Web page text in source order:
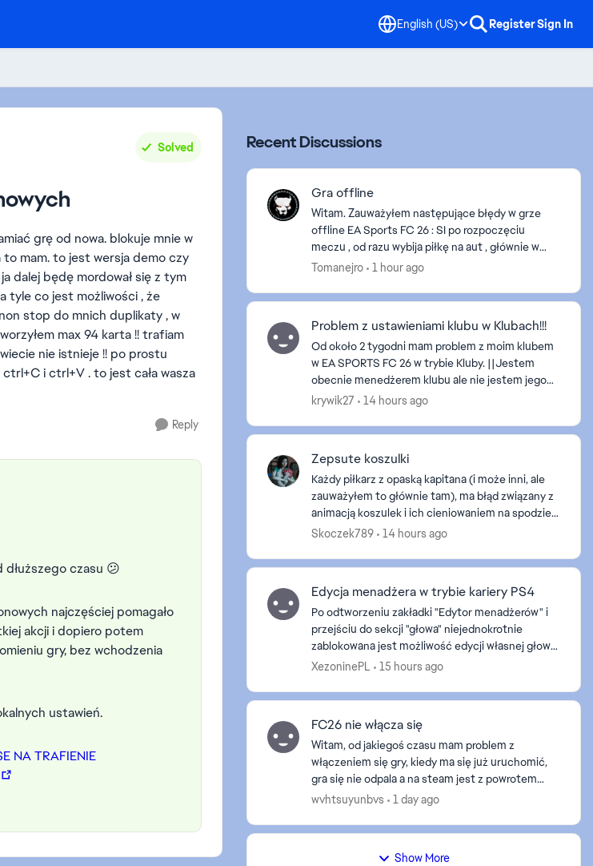
English (US) RegisterSign In
Solved
grę od nowa. blokuje mnie w
mam. to jest wersja demo czy
dalej będę mordował się z tym
tyle co jest możliwości , że
stop do mnich duplikaty , w
max 94 karta !! trafiam
nie istnieje !! po prostu
i ctrl+V . to jest cała wasza
Reply
dłuższego czasu 😕
najczęściej pomagało
akcji i dopiero potem
gry, bez wchodzenia
ustawień.
NA TRAFIENIE
Recent Discussions
Gra offline
Witam. Zauważyłem następujące błędy w grze
offline EA Sports FC 26 : SI po rozpoczęciu
meczu , od razu wybija piłkę na aut , głównie w
trybie turnieju Gdy robię sobie transfery w trybie
Tomanejro 1 hour ago
Problem z ustawieniami klubu w Klubach!!!
Od około 2 tygodni mam problem z moim klubem
w EA SPORTS FC 26 w trybie Kluby. ||Jestem
obecnie menedżerem klubu ale nie jestem jego
założycielem. Założyciel wcześniej opuścił klub i
krywik27 14 hours ago
Zepsute koszulki
Każdy piłkarz z opaską kapitana (i może inni, ale
zauważyłem to głównie tam), ma błąd związany z
animacją koszulek i ich cieniowaniem na spodzie
Nie chciałbym, by takie coś zostało do końca
Skoczek789 14 hours ago
Edycja menadżera w trybie kariery PS4
Po odtworzeniu zakładki "Edytor menadżerów" i
przejściu do sekcji "głowa" niejednokrotnie
zablokowana jest możliwość edycji własnej głowy
a jedynie może zmienić na jednego z "gotowców".
XezoninePL 15 hours ago
FC26 nie włącza się
Witam, od jakiegoś czasu mam problem z
włączeniem się gry, kiedy ma się już uruchomić,
gra się nie odpala a na steam jest z powrotem
,,graj". FC26 Steam. Windows 11 build 26200.8875
wvhtsuyunbvs 1 day ago
Show More